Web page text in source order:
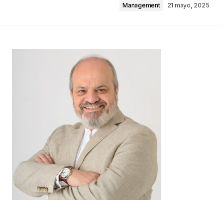
*
Guarda mi nombre, correo electrónico y web en
este navegador para la próxima vez que
comente.
Este sitio esta protegido por
reCAPTCHA y la Política de
Management 21 mayo, 2025